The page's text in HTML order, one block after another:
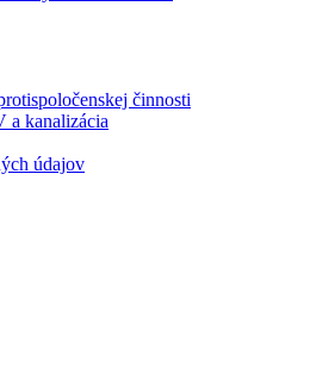
činnosti
a kanalizácia
údajov